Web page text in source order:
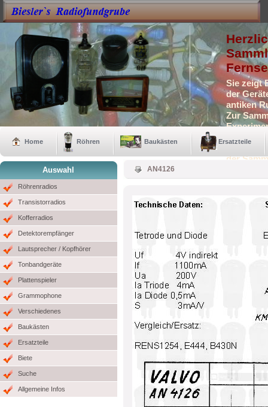
Sie zeigt
der
antiken
Zur
der
Home Röhren Baukästen Ersatzteile
Auswahl
Röhrenradios
Transistorradios
Kofferradios
Detektorempfänger
Lautsprecher / Kopfhörer
Tonbandgeräte
Plattenspieler
Grammophone
Verschiedenes
Baukästen
Ersatzteile
Biete
Suche
Allgemeine Infos
AN4126